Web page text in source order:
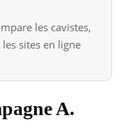
les cavistes,
sites en ligne
A.